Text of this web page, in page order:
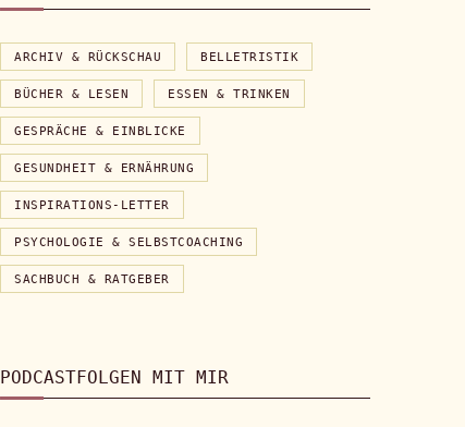
ARCHIV & RÜCKSCHAU BELLETRISTIK
BÜCHER & LESEN ESSEN & TRINKEN
GESPRÄCHE & EINBLICKE
GESUNDHEIT & ERNÄHRUNG
INSPIRATIONS-LETTER
PSYCHOLOGIE & SELBSTCOACHING
SACHBUCH & RATGEBER
PODCASTFOLGEN MIT MIR